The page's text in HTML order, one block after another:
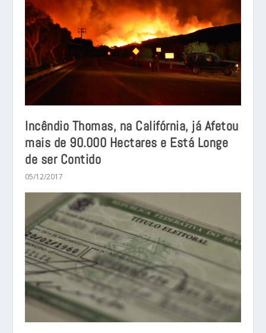
Incêndio Thomas, na Califórnia, já Afetou
mais de 90.000 Hectares e Está Longe
de ser Contido
05/12/2017